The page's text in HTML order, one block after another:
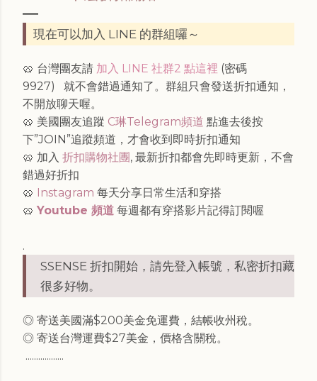
現在可以加入 LINE 的群組囉～
🥨 台灣團友請 加入 LINE 社群2 點這裡 (密碼
9927)
就不會錯過通知了。群組只會發送折扣通知，
不開放聊天喔。
🥨 美國團友追蹤 C琳Telegram頻道 點進去後按
下”JOIN”追蹤頻道，才會收到即時折扣通知
🥨 加入 折扣購物社團, 最新折扣都會先即時更新，不會
錯過好折扣
🥨 Instagram 每天分享日常生活和穿搭
🥨 Youtube 頻道 每週都有穿搭影片記得訂閱喔
.
SSENSE 折扣開始，請先登入帳號，私密折扣藏
很多好物。
◎ 寄送美國滿$200美金免運費，結帳收州稅。
◎ 寄送台灣運費$27美金，價格含關稅。
..................